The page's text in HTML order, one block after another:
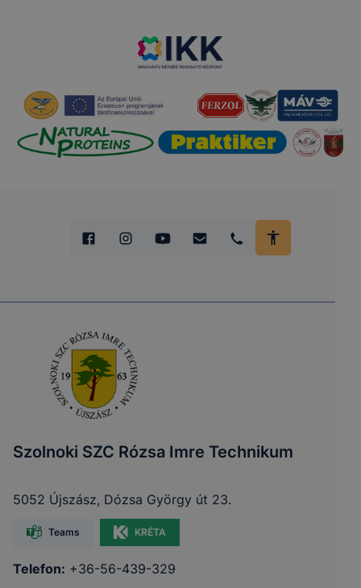
Szolnoki SZC Rózsa Imre Technikum
5052 Újszász, Dózsa György út 23.
Teams KRÉTA
Telefon: +36-56-439-329